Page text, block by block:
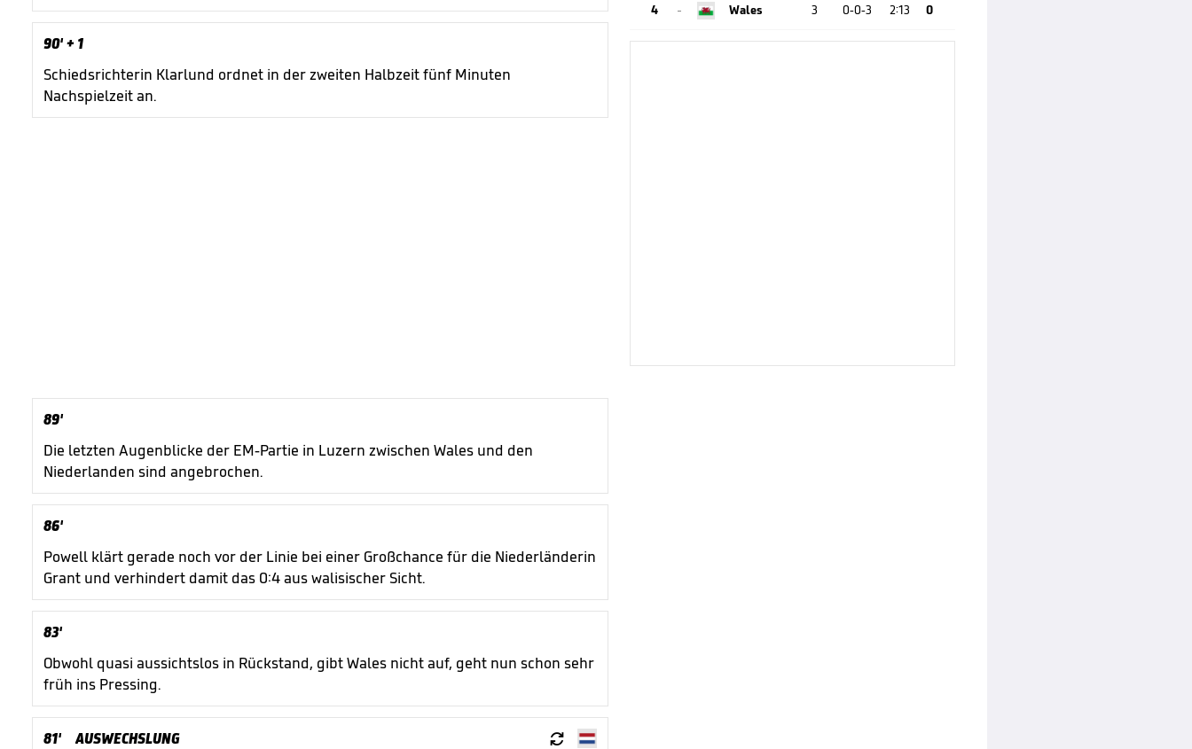
90'+ 1
Schiedsrichterin Klarlund ordnet in der zweiten Halbzeit fünf Minuten
Nachspielzeit an.
89'
Die letzten Augenblicke der EM-Partie in Luzern zwischen Wales und den
Niederlanden sind angebrochen.
86'
Powell klärt gerade noch vor der Linie bei einer Großchance für die Niederländerin
Grant und verhindert damit das 0:4 aus walisischer Sicht.
83'
Obwohl quasi aussichtslos in Rückstand, gibt Wales nicht auf, geht nun schon sehr
früh ins Pressing.
81' AUSWECHSLUNG 
4  Wales 3 0-0-3 2:13 0